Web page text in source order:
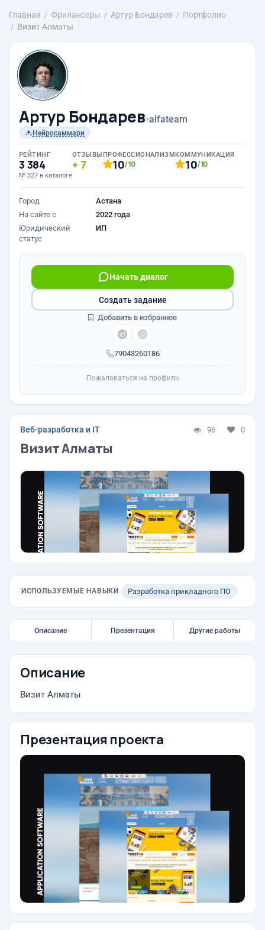
Главная Фрилансеры Артур Бондарев
Портфолио
Визит Алматы
Артур Бондарев›alfateam
Нейросаммари
РЕЙТИНГ
3 384
№ 327 в каталоге
ОТЗЫВЫ
7
ПРОФЕССИОНАЛИЗМ
10/10
КОММУНИКАЦИЯ
10/10
Город
Астана
На сайте с
2022 года
Юридический
статус
ИП
79043260186
Начать диалог
Создать задание
Добавить в избранное
Пожаловаться на профиль
Веб-разработка и IT 96 0
Визит Алматы
ИСПОЛЬЗУЕМЫЕ НАВЫКИ Разработка прикладного ПО
Описание Презентация Другие работы
Описание
Визит Алматы
Презентация проекта